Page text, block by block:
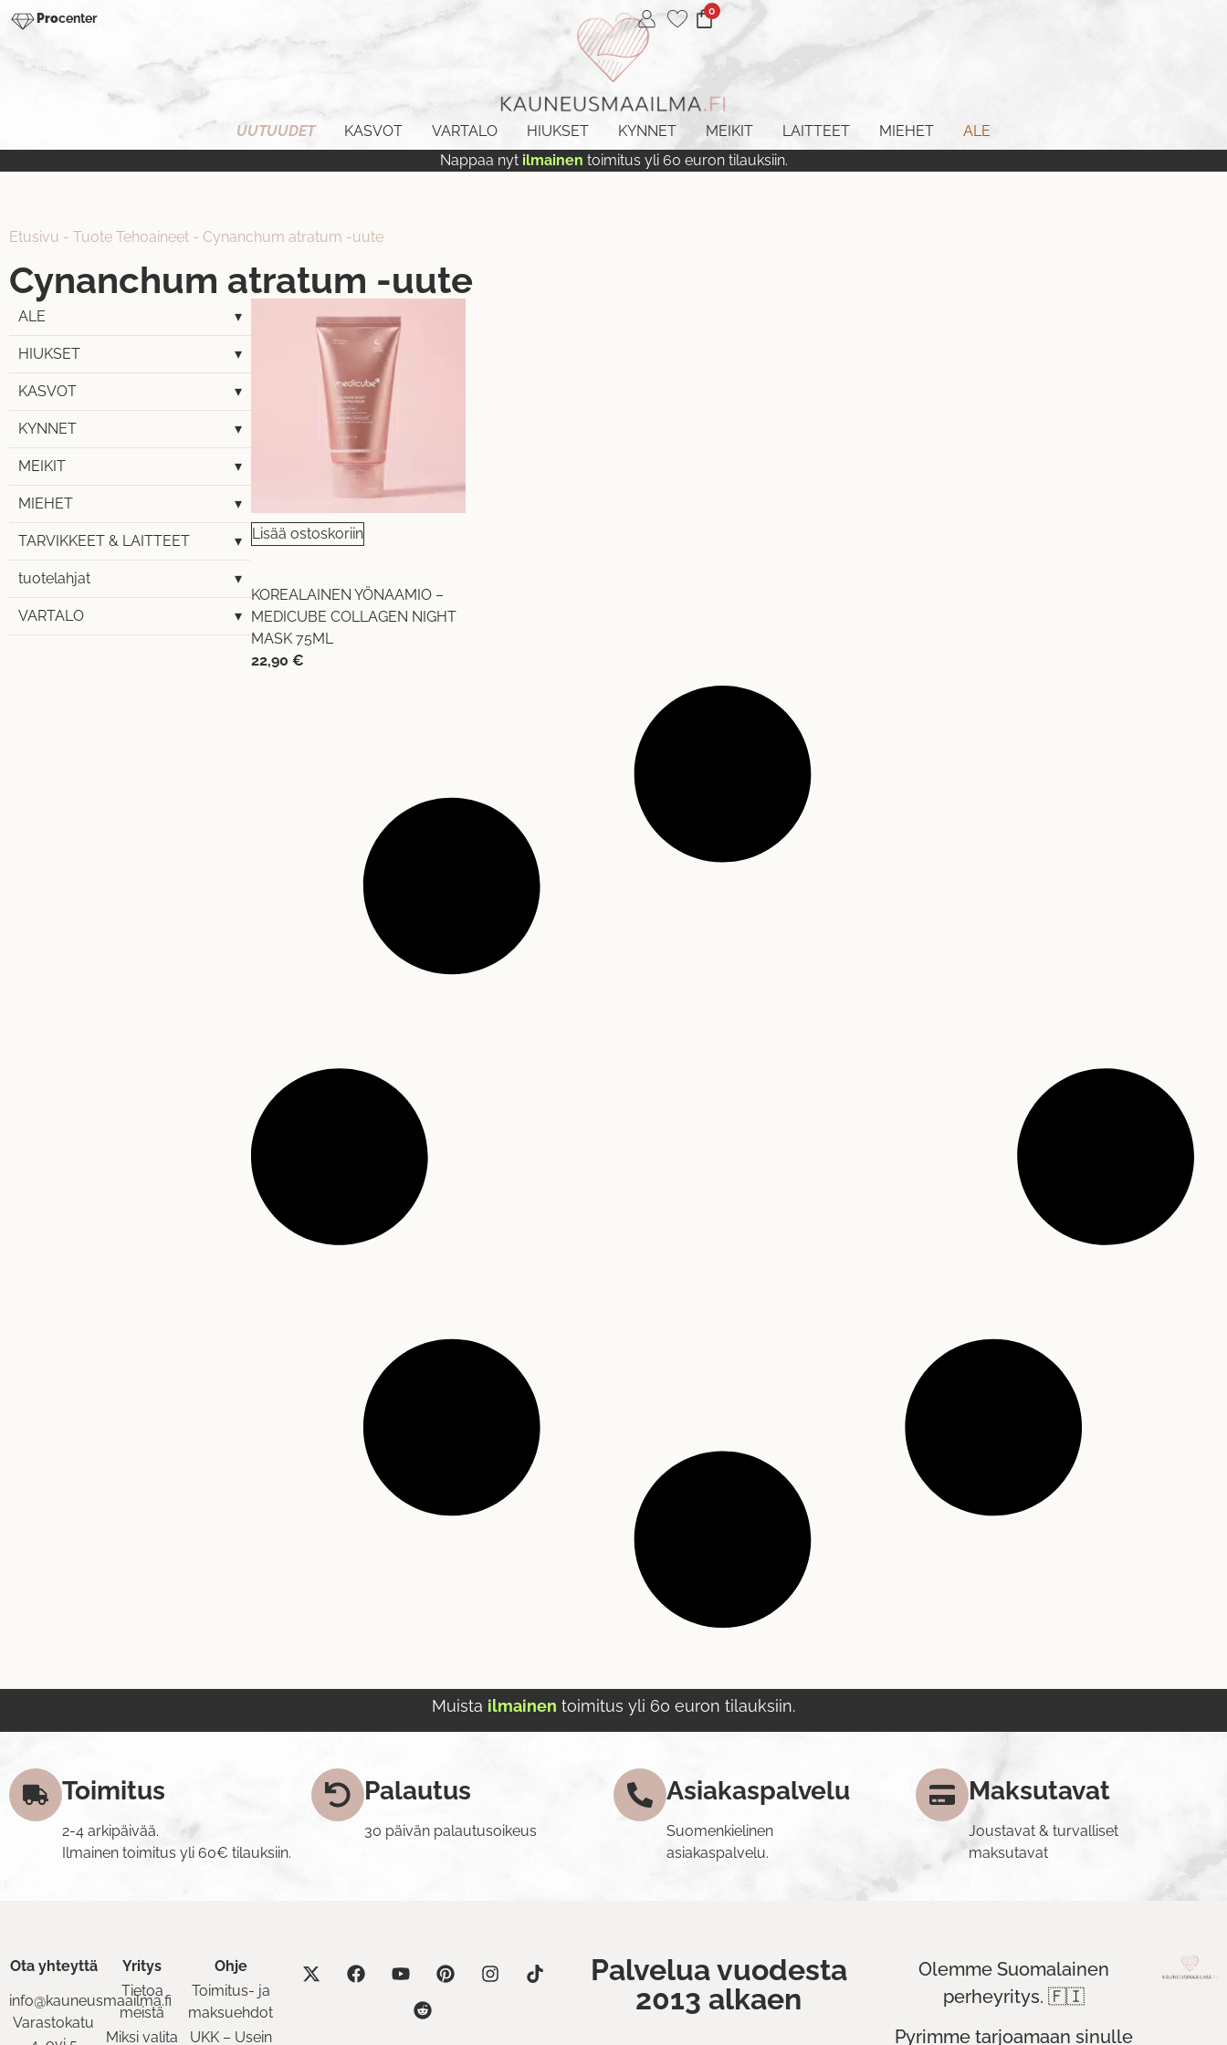
Procenter 0
UUTUUDET KASVOT VARTALO HIUKSET KYNNET MEIKIT LAITTEET MIEHET
ALE
Nappaa nyt ilmainen toimitus yli 60 euron tilauksiin.
Etusivu - Tuote Tehoaineet - Cynanchum atratum -uute
Cynanchum atratum -uute
ALE ▾
HIUKSET ▾
KASVOT ▾
KYNNET ▾
MEIKIT ▾
MIEHET ▾
TARVIKKEET & LAITTEET ▾
tuotelahjat ▾
VARTALO ▾
Lisää ostoskoriin
KOREALAINEN YÖNAAMIO –
MEDICUBE COLLAGEN NIGHT
MASK 75ML
22,90 €
Muista ilmainen toimitus yli 60 euron tilauksiin.
Toimitus
2-4 arkipäivää.
Ilmainen toimitus yli 60€ tilauksiin.
Palautus
30 päivän palautusoikeus
Asiakaspalvelu
Suomenkielinen
asiakaspalvelu.
Maksutavat
Joustavat & turvalliset
maksutavat
Ota yhteyttä
info@kauneusmaailma.fi
Varastokatu
Yritys
Tietoa
meistä
Miksi valita
Ohje
Toimitus- ja
maksuehdot
UKK – Usein
Palvelua vuodesta
2013 alkaen
Olemme Suomalainen
perheyritys. 🇫🇮
Pyrimme tarjoamaan sinulle